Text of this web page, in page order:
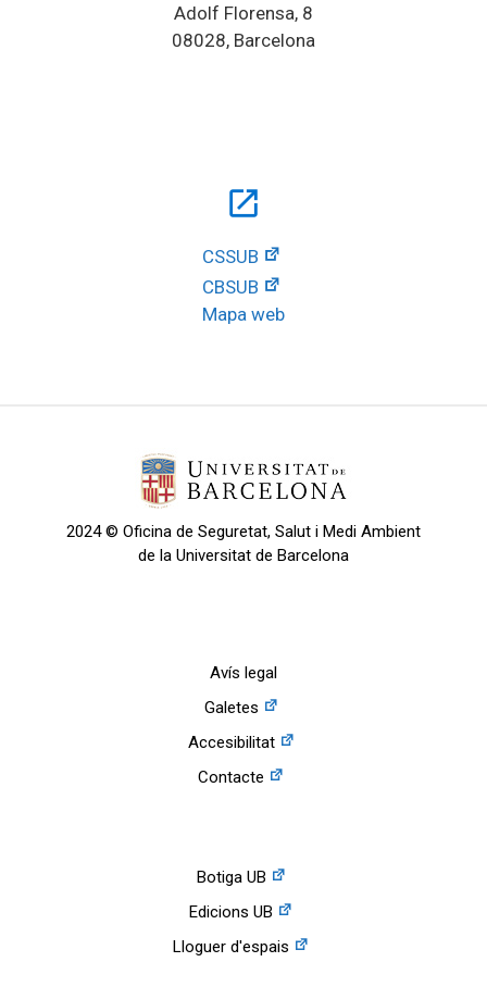
Adolf Florensa, 8
08028, Barcelona
open_in_new
CSSUB
CBSUB
Mapa web
2024 © Oficina de Seguretat, Salut i Medi Ambient
de la Universitat de Barcelona
Avís legal
Galetes
Accesibilitat
Contacte
Botiga UB
Edicions UB
Lloguer d'espais